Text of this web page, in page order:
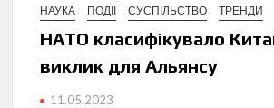
НАУКА
ПОДІЇ СУСПІЛЬСТВО ТРЕНДИ
НАТО класифікувало
виклик для Альянсу
11.05.2023